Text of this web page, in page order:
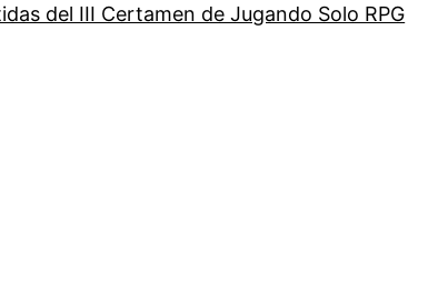
del III Certamen de Jugando Solo RPG